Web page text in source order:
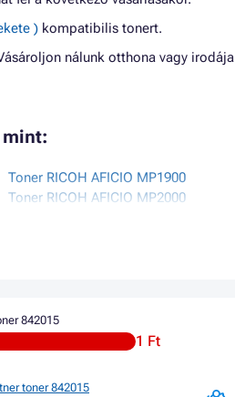
) kompatibilis tonert.
nálunk otthona vagy irodája
mint:
Toner RICOH AFICIO MP1900
Toner RICOH AFICIO MP2000
Toner RICOH AFICIO MP2000SPF
842015
1 Ft
toner 842015